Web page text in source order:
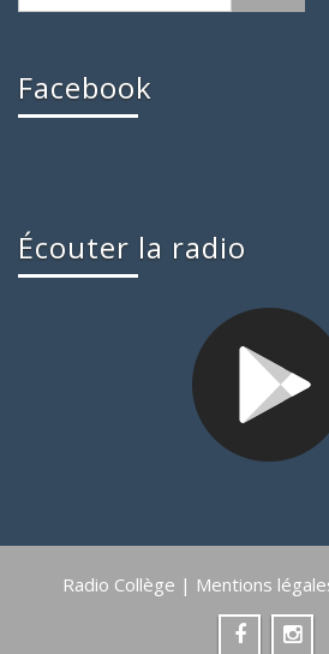
Facebook
Écouter la radio
Radio Collège | Mentions